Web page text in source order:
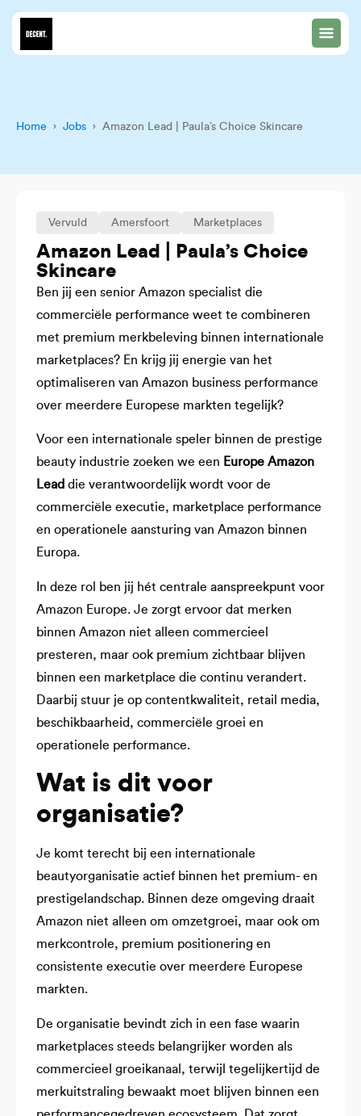
Home › Jobs › Amazon Lead | Paula’s Choice Skincare
Vervuld Amersfoort Marketplaces
Amazon Lead | Paula’s Choice
Skincare
Ben jij een senior Amazon specialist die
commerciële performance weet te combineren
met premium merkbeleving binnen internationale
marketplaces? En krijg jij energie van het
optimaliseren van Amazon business performance
over meerdere Europese markten tegelijk?
Voor een internationale speler binnen de prestige
beauty industrie zoeken we een Europe Amazon
Lead die verantwoordelijk wordt voor de
commerciële executie, marketplace performance
en operationele aansturing van Amazon binnen
Europa.
In deze rol ben jij hét centrale aanspreekpunt voor
Amazon Europe. Je zorgt ervoor dat merken
binnen Amazon niet alleen commercieel
presteren, maar ook premium zichtbaar blijven
binnen een marketplace die continu verandert.
Daarbij stuur je op contentkwaliteit, retail media,
beschikbaarheid, commerciële groei en
operationele performance.
Wat is dit voor
organisatie?
Je komt terecht bij een internationale
beautyorganisatie actief binnen het premium- en
prestigelandschap. Binnen deze omgeving draait
Amazon niet alleen om omzetgroei, maar ook om
merkcontrole, premium positionering en
consistente executie over meerdere Europese
markten.
De organisatie bevindt zich in een fase waarin
marketplaces steeds belangrijker worden als
commercieel groeikanaal, terwijl tegelijkertijd de
merkuitstraling bewaakt moet blijven binnen een